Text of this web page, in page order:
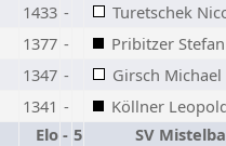
1433 -
Turetschek
1377 -
Pribitzer Stefan
1347 -
Girsch Michael
1341 -
Köllner
Elo - 5
SV